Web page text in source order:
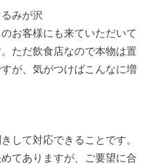
みが沢
お客様にも来ていただいて
ただ飲食店なので本物は置
が、気がつけばこんなに増
して対応できることです。
てありますが、ご要望に合